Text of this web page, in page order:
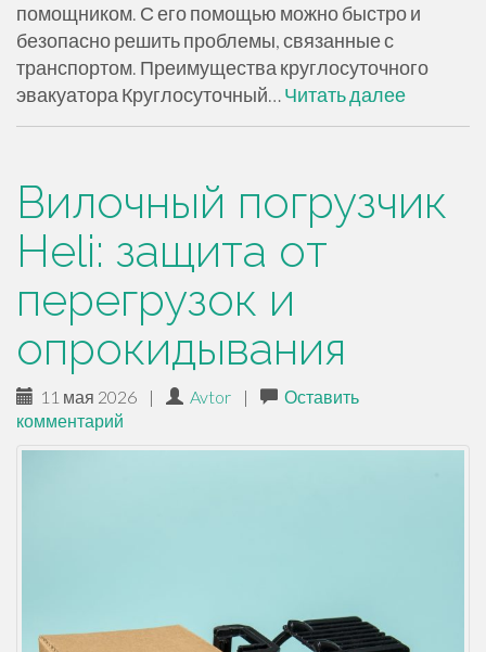
помощником. С его помощью можно быстро и
безопасно решить проблемы, связанные с
транспортом. Преимущества круглосуточного
эвакуатора Круглосуточный…Читать далее
Вилочный погрузчик
Heli: защита от
перегрузок и
опрокидывания
11 мая 2026 | Avtor |
Оставить
комментарий